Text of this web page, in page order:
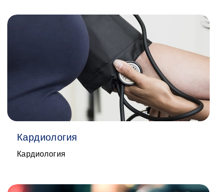
Кардиология
Кардиология